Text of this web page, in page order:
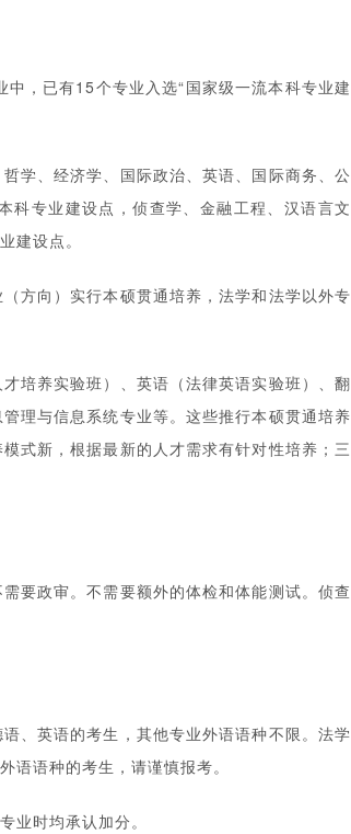
，已有15个专业入选“国家级一流本科专业建
学、经济学、国际政治、英语、国际商务、公
科专业建设点，侦查学、金融工程、汉语言文
建设点。
方向）实行本硕贯通培养，法学和法学以外专
培养实验班）、英语（法律英语实验班）、翻
理与信息系统专业等。这些推行本硕贯通培养
式新，根据最新的人才需求有针对性培养；三
要政审。不需要额外的体检和体能测试。侦查
、英语的考生，其他专业外语语种不限。法学
语语种的考生，请谨慎报考。
业时均承认加分。